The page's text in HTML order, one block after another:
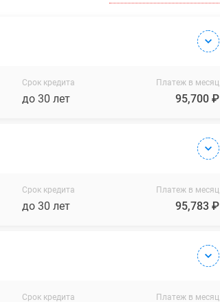
Срок кредита
до 30 лет
Платеж в месяц
95,700 ₽
Срок кредита
до 30 лет
Платеж в месяц
95,783 ₽
Срок кредита Платеж в месяц